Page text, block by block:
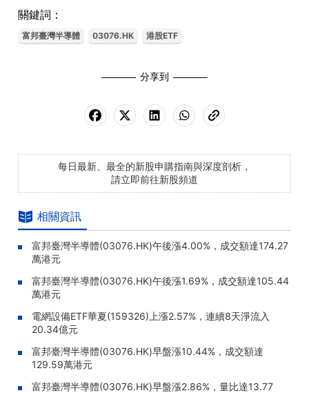
關鍵詞：
富邦臺灣半導體 03076.HK 港股ETF
分享到
每日最新、最全的新股申購指南與深度剖析，
請立即前往新股頻道
相關資訊
富邦臺灣半導體(03076.HK)午後漲4.00%，成交額達174.27
萬港元
富邦臺灣半導體(03076.HK)午後漲1.69%，成交額達105.44
萬港元
電網設備ETF華夏(159326)上漲2.57%，連續8天淨流入
20.34億元
富邦臺灣半導體(03076.HK)早盤漲10.44%，成交額達
129.59萬港元
富邦臺灣半導體(03076.HK)早盤漲2.86%，量比達13.77